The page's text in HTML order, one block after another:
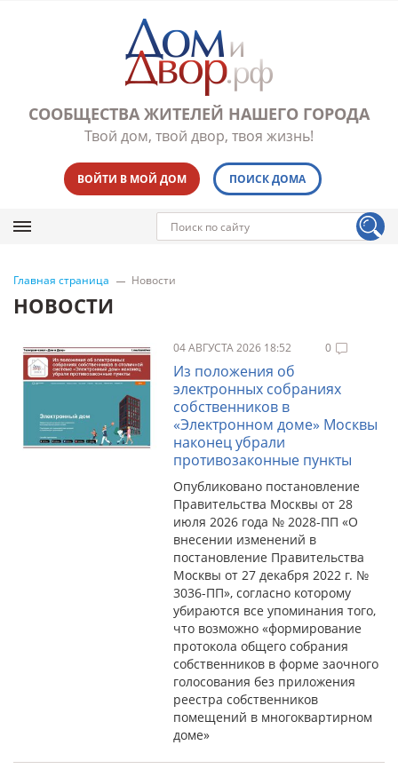
СООБЩЕСТВА ЖИТЕЛЕЙ НАШЕГО ГОРОДА
Твой дом, твой двор, твоя жизнь!
ВОЙТИ В МОЙ ДОМ ПОИСК ДОМА
Главная страница Новости
НОВОСТИ
04 АВГУСТА 2026 18:52 0
Из положения об
электронных собраниях
собственников в
«Электронном доме» Москвы
наконец убрали
противозаконные пункты
Опубликовано постановление
Правительства Москвы от 28
июля 2026 года № 2028-ПП «О
внесении изменений в
постановление Правительства
Москвы от 27 декабря 2022 г. №
3036-ПП», согласно которому
убираются все упоминания того,
что возможно «формирование
протокола общего собрания
собственников в форме заочного
голосования без приложения
реестра собственников
помещений в многоквартирном
доме»